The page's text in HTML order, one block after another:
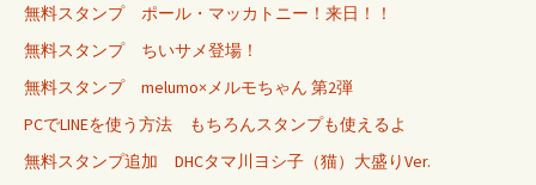
無料スタンプ ポール・マッカトニー！来日！！
無料スタンプ ちいサメ登場！
無料スタンプ melumo×メルモちゃん 第2弾
PCでLINEを使う方法 もちろんスタンプも使えるよ
無料スタンプ追加 DHCタマ川ヨシ子（猫）大盛りVer.